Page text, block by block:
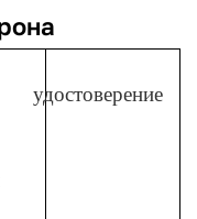
удостоверение